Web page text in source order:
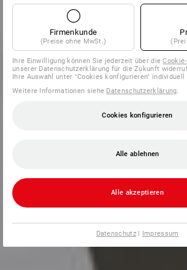
Firmenkunde
(Preise ohne MwSt.)
Ihre Einwilligung können Sie jederzeit über die
unserer Datenschutzerklärung für die Zukunft
Ihre Auswahl unter "Cookies konfigurieren" individuell
Weitere Informationen siehe Datenschutzerklärung
Cookies konfigurieren
Alle ablehnen
Alle akzeptieren
Datenschutz| Impressum